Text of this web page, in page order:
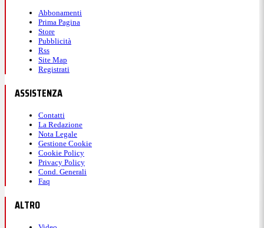
Abbonamenti
Prima Pagina
Store
Pubblicità
Rss
Site Map
Registrati
ASSISTENZA
Contatti
La Redazione
Nota Legale
Gestione Cookie
Cookie Policy
Privacy Policy
Cond. Generali
Faq
ALTRO